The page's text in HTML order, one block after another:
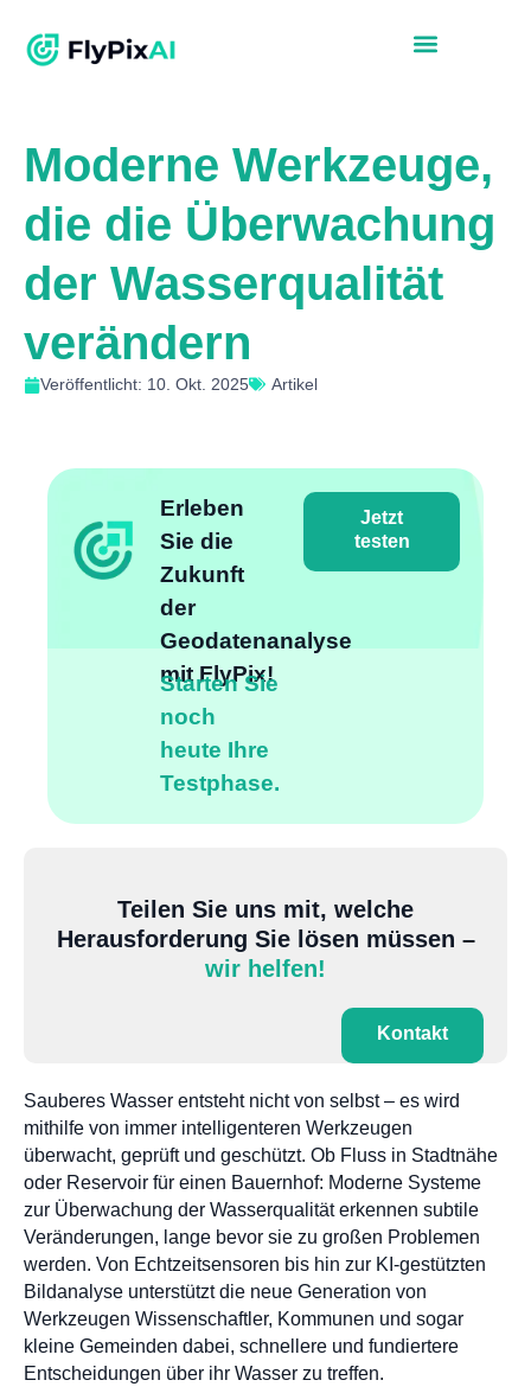
Moderne Werkzeuge,
die die Überwachung
der Wasserqualität
verändern
Veröffentlicht: 10. Okt. 2025 Artikel
Erleben
Sie die
Zukunft
der
Geodatenanalyse
mit FlyPix!
Starten Sie
noch
heute Ihre
Testphase.
Jetzt
testen
Teilen Sie uns mit, welche
Herausforderung Sie lösen müssen –
wir helfen!
Kontakt
Sauberes Wasser entsteht nicht von selbst – es wird
mithilfe von immer intelligenteren Werkzeugen
überwacht, geprüft und geschützt. Ob Fluss in Stadtnähe
oder Reservoir für einen Bauernhof: Moderne Systeme
zur Überwachung der Wasserqualität erkennen subtile
Veränderungen, lange bevor sie zu großen Problemen
werden. Von Echtzeitsensoren bis hin zur KI-gestützten
Bildanalyse unterstützt die neue Generation von
Werkzeugen Wissenschaftler, Kommunen und sogar
kleine Gemeinden dabei, schnellere und fundiertere
Entscheidungen über ihr Wasser zu treffen.